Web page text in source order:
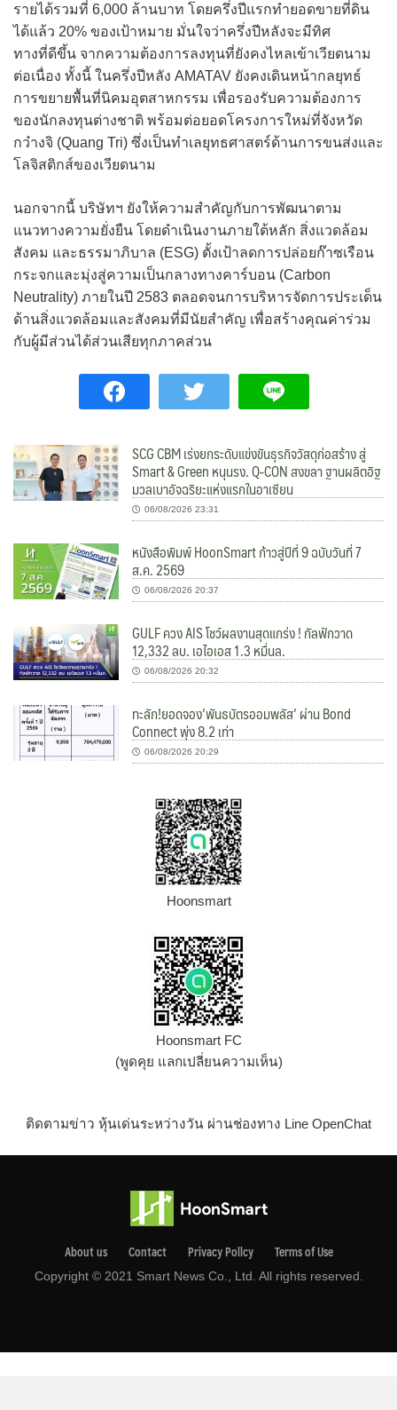
รายได้รวมที่ 6,000 ล้านบาท โดยครึ่งปีแรกทำยอดขายที่ดิน
ได้แล้ว 20% ของเป้าหมาย มั่นใจว่าครึ่งปีหลังจะมีทิศ
ทางที่ดีขึ้น จากความต้องการลงทุนที่ยังคงไหลเข้าเวียดนาม
ต่อเนื่อง ทั้งนี้ ในครึ่งปีหลัง AMATAV ยังคงเดินหน้ากลยุทธ์
การขยายพื้นที่นิคมอุตสาหกรรม เพื่อรองรับความต้องการ
ของนักลงทุนต่างชาติ พร้อมต่อยอดโครงการใหม่ที่จังหวัด
กว๋างจิ (Quang Tri) ซึ่งเป็นทำเลยุทธศาสตร์ด้านการขนส่งและ
โลจิสติกส์ของเวียดนาม
นอกจากนี้ บริษัทฯ ยังให้ความสำคัญกับการพัฒนาตาม
แนวทางความยั่งยืน โดยดำเนินงานภายใต้หลัก สิ่งแวดล้อม
สังคม และธรรมาภิบาล (ESG) ตั้งเป้าลดการปล่อยก๊าซเรือน
กระจกและมุ่งสู่ความเป็นกลางทางคาร์บอน (Carbon
Neutrality) ภายในปี 2583 ตลอดจนการบริหารจัดการประเด็น
ด้านสิ่งแวดล้อมและสังคมที่มีนัยสำคัญ เพื่อสร้างคุณค่าร่วม
กับผู้มีส่วนได้ส่วนเสียทุกภาคส่วน
SCG CBM เร่งยกระดับแข่งขันธุรกิจวัสดุก่อสร้าง สู่
Smart & Green หนุนรง. Q-CON สงขลา ฐานผลิตอิฐ
มวลเบาอัจฉริยะแห่งแรกในอาเซียน
06/08/2026 23:31
หนังสือพิมพ์ HoonSmart ก้าวสู่ปีที่ 9 ฉบับวันที่ 7
ส.ค. 2569
06/08/2026 20:37
GULF ควง AIS โชว์ผลงานสุดแกร่ง ! กัลฟ์กวาด
12,332 ลบ. เอไอเอส 1.3 หมื่นล.
06/08/2026 20:32
ทะลัก!ยอดจอง’พันธบัตรออมพลัส’ ผ่าน Bond
Connect พุ่ง 8.2 เท่า
06/08/2026 20:29
Hoonsmart
Hoonsmart FC
(พูดคุย แลกเปลี่ยนความเห็น)
ติดตามข่าว หุ้นเด่นระหว่างวัน ผ่านช่องทาง Line OpenChat
About us Contact Privacy Pollcy Terms of Use
Copyright © 2021 Smart News Co., Ltd. All rights reserved.